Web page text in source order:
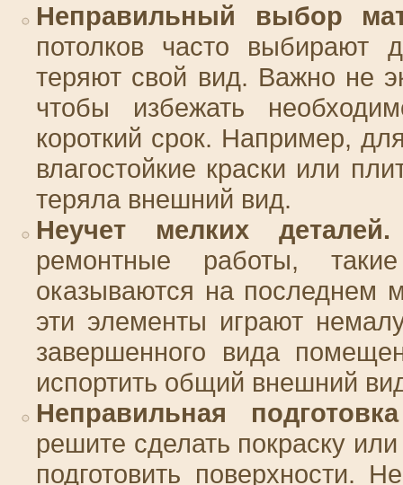
Неправильный выбор
потолков часто выбирают
теряют свой вид. Важно не
чтобы избежать
короткий срок. Например,
влагостойкие краски или
теряла внешний вид.
Неучет мелких деталей.
ремонтные работы,
оказываются на последнем
эти элементы играют
завершенного вида
испортить общий внешний
Неправильная
решите сделать покраску
подготовить поверхности.